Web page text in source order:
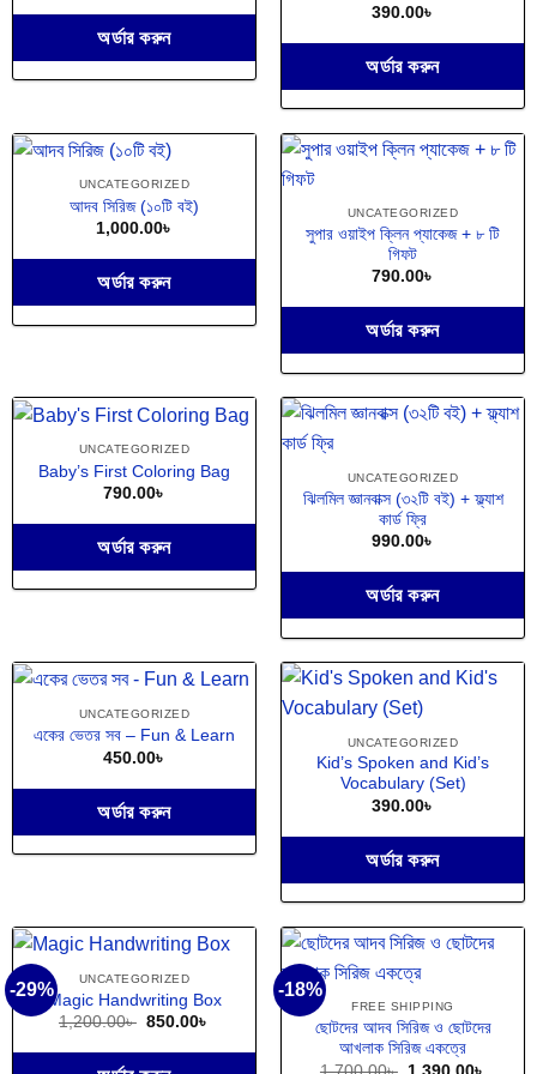
অর্ডার করুন
390.00৳
অর্ডার করুন
UNCATEGORIZED
আদব সিরিজ (১০টি বই)
1,000.00৳
অর্ডার করুন
UNCATEGORIZED
সুপার ওয়াইপ ক্লিন প্যাকেজ + ৮ টি
গিফট
790.00৳
অর্ডার করুন
UNCATEGORIZED
Baby’s First Coloring Bag
790.00৳
অর্ডার করুন
UNCATEGORIZED
ঝিলমিল জ্ঞানবাক্স (৩২টি বই) + ফ্ল্যাশ
কার্ড ফ্রি
990.00৳
অর্ডার করুন
UNCATEGORIZED
একের ভেতর সব – Fun & Learn
450.00৳
অর্ডার করুন
UNCATEGORIZED
Kid’s Spoken and Kid’s
Vocabulary (Set)
390.00৳
অর্ডার করুন
-29%
UNCATEGORIZED
Magic Handwriting Box
1,200.00৳ Original
was:
1,200.00৳ .
850.00৳
is:
-18%
FREE SHIPPING
ছোটদের আদব সিরিজ ও ছোটদের
আখলাক সিরিজ একত্রে
1,700.00৳ Original
1,390.00৳